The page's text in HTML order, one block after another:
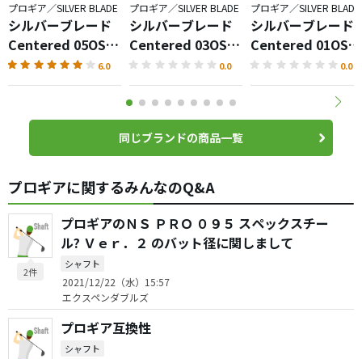
プロギア／SILVER BLADE
シルバーブレード
Centered 05OS
パター
6.0
プロギア／SILVER BLADE
シルバーブレード
Centered 03OS
パター
0.0
プロギア／SILVER BLADE
シルバーブレード
Centered 01OS
パター
0.0
同じブランドの商品一覧
プロギアに関するみんなのQ&A
2件
プロギアのＮＳ ＰＲＯ ０９５ スペックスチー
ル? Ｖｅｒ．２ のバット径に関しまして
シャフト
2021/12/22（水）15:57
エクスペンダブルズ
プロギア互換性
シャフト